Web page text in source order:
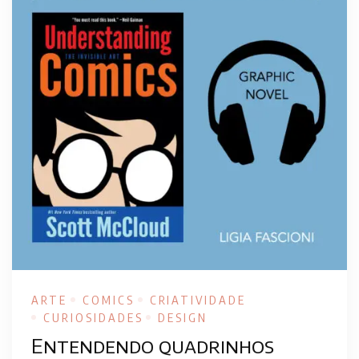
ARTE COMICS
CRIATIVIDADE
CURIOSIDADES
DESIGN
Entendendo quadrinhos